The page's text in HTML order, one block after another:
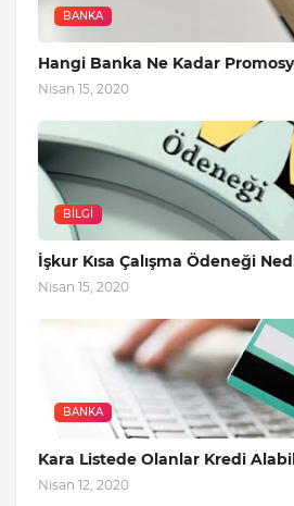
BANKA
Hangi Banka Ne Kadar
Nisan 15, 2020
BILGI
İşkur Kısa Çalışma Ödeneği
Nisan 15, 2020
BANKA
Kara Listede Olanlar Kredi
Nisan 12, 2020